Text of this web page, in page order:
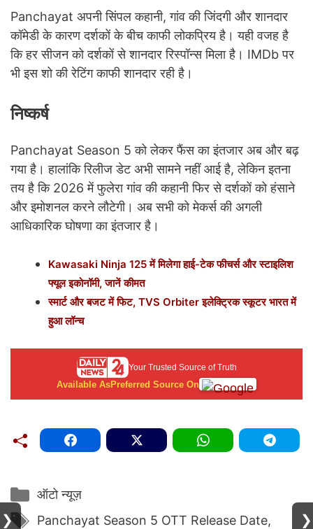
Panchayat अपनी सिंपल कहानी, गांव की जिंदगी और शानदार
कॉमेडी के कारण दर्शकों के बीच काफी लोकप्रिय है। यही वजह है
कि हर सीजन को दर्शकों से शानदार रिस्पॉन्स मिला है। IMDb पर
भी इस शो की रेटिंग काफी शानदार रही है।
निष्कर्ष
Panchayat Season 5 को लेकर फैंस का इंतजार अब और बढ़
गया है। हालांकि रिलीज डेट अभी सामने नहीं आई है, लेकिन इतना
तय है कि 2026 में फुलेरा गांव की कहानी फिर से दर्शकों को हंसाने
और इमोशनल करने लौटेगी। अब सभी को मेकर्स की अगली
आधिकारिक घोषणा का इंतजार है।
Kawasaki Ninja 125 में मिलेगा हाई-टेक फीचर्स और स्टाइलिश
फ्यूल इकोनॉमी, जानें कीमत
स्मार्ट और बजट में फिट, TVS Orbiter इलेक्ट्रिक स्कूटर भारत में
हुआ लॉन्च
Your Trusted Source of Truth
Available AsPreferred Source On
Categories
ऑटो न्यूज़
Tags
Panchayat Season 5 OTT Release Date,
❯ ❯